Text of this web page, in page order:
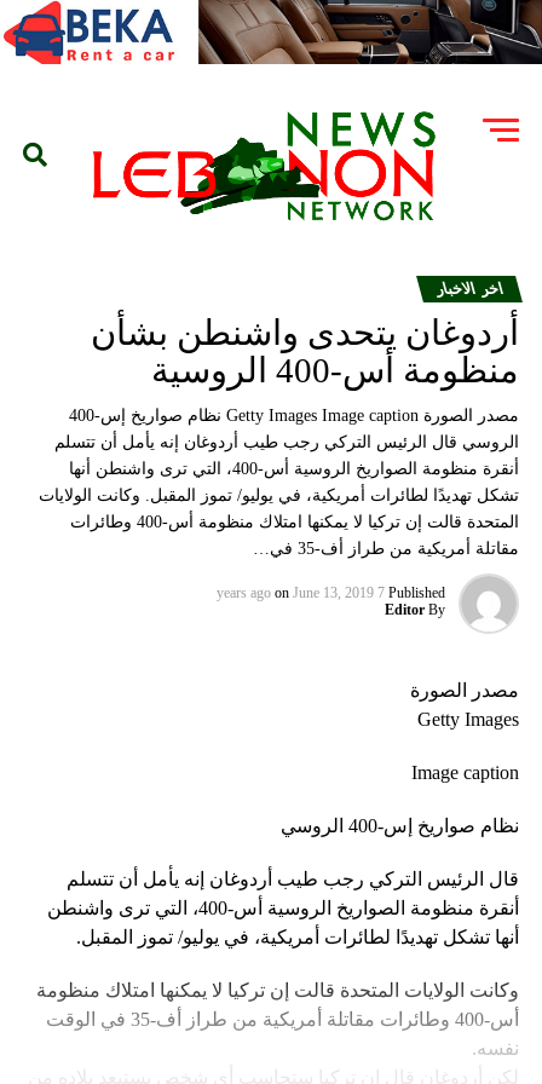
اخر الاخبار
أردوغان يتحدى واشنطن بشأن
منظومة أس-400 الروسية
مصدر الصورة Getty Images Image caption نظام صواريخ إس-400
الروسي قال الرئيس التركي رجب طيب أردوغان إنه يأمل أن تتسلم
أنقرة منظومة الصواريخ الروسية أس-400، التي ترى واشنطن أنها
تشكل تهديدًا لطائرات أمريكية، في يوليو/ تموز المقبل. وكانت الولايات
المتحدة قالت إن تركيا لا يمكنها امتلاك منظومة أس-400 وطائرات
مقاتلة أمريكية من طراز أف-35 في…
Published
7 years ago
on June 13, 2019
By
Editor
مصدر الصورة
Getty Images
Image caption
نظام صواريخ إس-400 الروسي
قال الرئيس التركي رجب طيب أردوغان إنه يأمل أن تتسلم
أنقرة منظومة الصواريخ الروسية أس-400، التي ترى واشنطن
أنها تشكل تهديدًا لطائرات أمريكية، في يوليو/ تموز المقبل.
وكانت الولايات المتحدة قالت إن تركيا لا يمكنها امتلاك منظومة
أس-400 وطائرات مقاتلة أمريكية من طراز أف-35 في الوقت
نفسه.
لكن أردوغان قال إن تركيا ستحاسب أي شخص يستبعد بلاده من